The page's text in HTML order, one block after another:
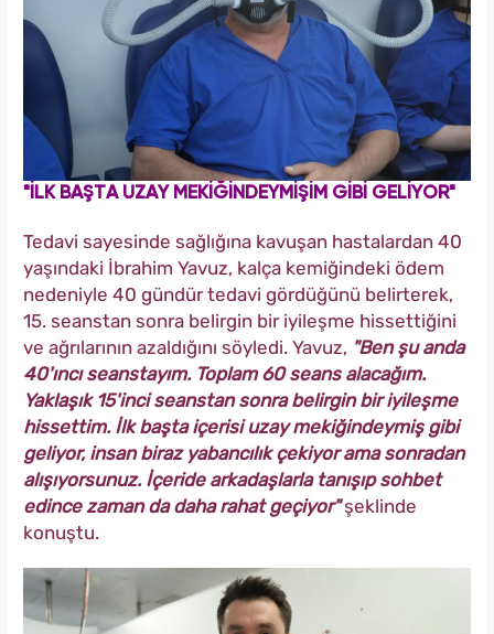
"İLK BAŞTA UZAY MEKİĞİNDEYMİŞİM GİBİ GELİYOR"
Tedavi sayesinde sağlığına kavuşan hastalardan 40
yaşındaki İbrahim Yavuz, kalça kemiğindeki ödem
nedeniyle 40 gündür tedavi gördüğünü belirterek,
15. seanstan sonra belirgin bir iyileşme hissettiğini
ve ağrılarının azaldığını söyledi. Yavuz, "Ben şu anda
40'ıncı seanstayım. Toplam 60 seans alacağım.
Yaklaşık 15'inci seanstan sonra belirgin bir iyileşme
hissettim. İlk başta içerisi uzay mekiğindeymiş gibi
geliyor, insan biraz yabancılık çekiyor ama sonradan
alışıyorsunuz. İçeride arkadaşlarla tanışıp sohbet
edince zaman da daha rahat geçiyor"şeklinde
konuştu.